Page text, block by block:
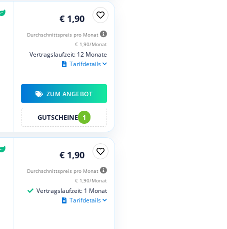
€ 1,90
Durchschnittspreis pro Monat
€ 1,90/Monat
Vertragslaufzeit: 12 Monate
Tarifdetails
ZUM ANGEBOT
GUTSCHEINE 1
€ 1,90
Durchschnittspreis pro Monat
€ 1,90/Monat
Vertragslaufzeit: 1 Monat
Tarifdetails